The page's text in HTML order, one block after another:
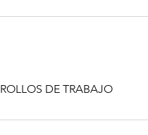
ROLLOS DE TRABAJO